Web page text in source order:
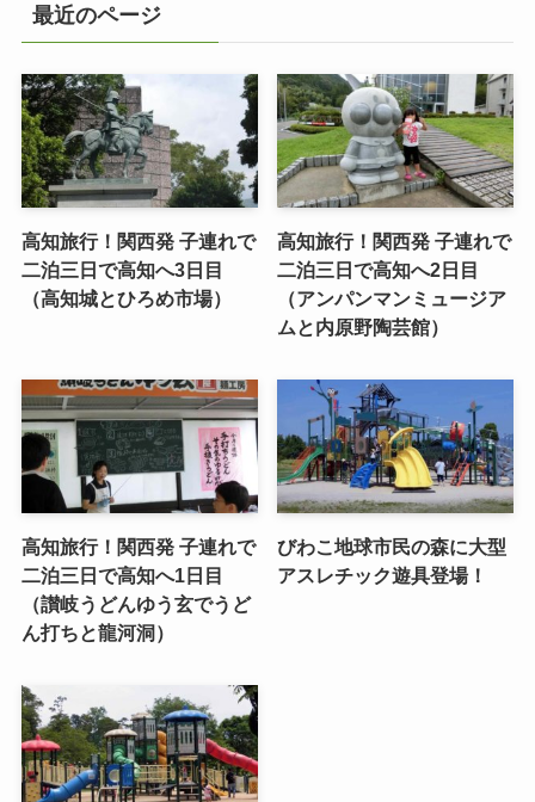
最近のページ
高知旅行！関西発 子連れで
二泊三日で高知へ3日目
（高知城とひろめ市場）
高知旅行！関西発 子連れで
二泊三日で高知へ2日目
（アンパンマンミュージア
ムと内原野陶芸館）
高知旅行！関西発 子連れで
二泊三日で高知へ1日目
（讃岐うどんゆう玄でうど
ん打ちと龍河洞）
びわこ地球市民の森に大型
アスレチック遊具登場！